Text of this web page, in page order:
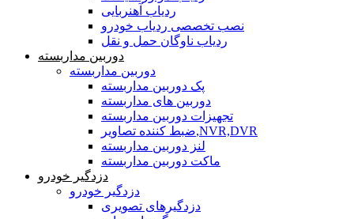
ردیاب آهنربایی
نصب تخصصی ردیاب خودرو
ردیاب ناوگان حمل و نقل
دوربین مداربسته
دوربین مداربسته
پک دوربین مداربسته
دوربین های مداربسته
تجهیزات دوربین مداربسته
ضبط کننده تصاویر,NVR,DVR
لنز دوربین مداربسته
ماکت دوربین مداربسته
دزدگیر خودرو
دزدگیر خودرو
دزدگیرهای تصویری